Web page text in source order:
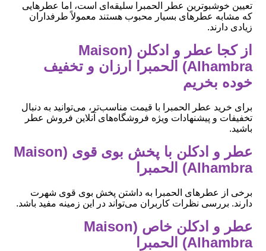
تعیین خوشبوترین عطر الحمبرا سلیقه‌ای است، اما عطرهایی
که مشابه عطرهای بسیار محبوب هستند معمولاً طرفداران
زیادی دارند.
از کجا عطر و ادکلن (Maison
Alhambra) الحمبرا ارزان و تخفیف
خوده بخریم
برای خرید عطر الحمبرا با قیمت مناسب‌تر، می‌توانید به دنبال
تخفیفات و پیشنهادات ویژه فروشگاه‌های آنلاین فروش عطر
باشید.
عطر و ادکلن با پخش بوی قوی (Maison
Alhambra) الحمبرا
برخی از عطرهای الحمبرا به داشتن پخش بوی قوی شهرت
دارند. بررسی نظرات کاربران می‌تواند در این زمینه مفید باشد.
عطر و ادکلن خاص (Maison
Alhambra) الحمبرا